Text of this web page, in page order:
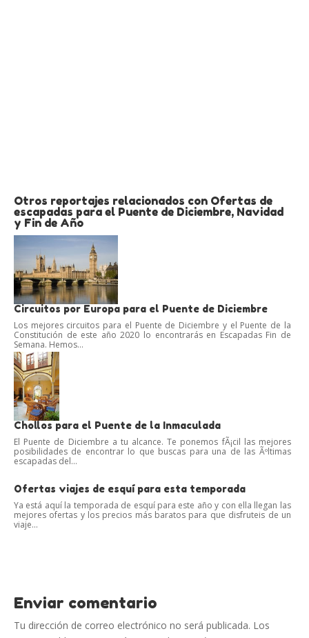
Otros reportajes relacionados con Ofertas de
escapadas para el Puente de Diciembre, Navidad
y Fin de Año
Circuitos por Europa para el Puente de Diciembre
Los mejores circuitos para el Puente de Diciembre y el Puente de la
Constitución de este año 2020 lo encontrarás en Escapadas Fin de
Semana. Hemos...
Chollos para el Puente de la Inmaculada
El Puente de Diciembre a tu alcance. Te ponemos fÃ¡cil las mejores
posibilidades de encontrar lo que buscas para una de las Ãºltimas
escapadas del...
Ofertas viajes de esquí para esta temporada
Ya está aquí la temporada de esquí para este año y con ella llegan las
mejores ofertas y los precios más baratos para que disfruteis de un
viaje...
Enviar comentario
Tu dirección de correo electrónico no será publicada. Los